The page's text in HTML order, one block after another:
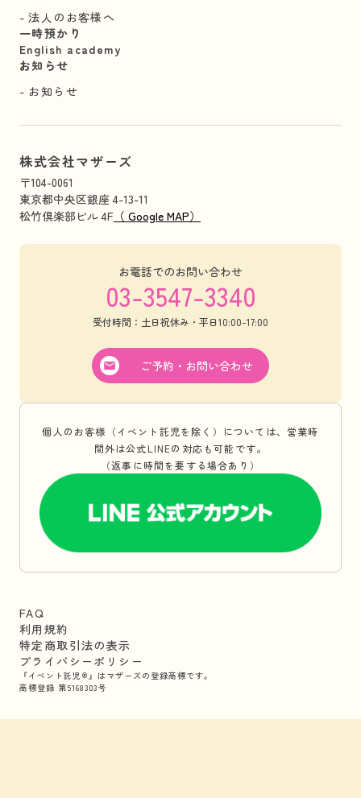
法人のお客様へ
一時預かり
English academy
お知らせ
お知らせ
株式会社マザーズ
〒104-0061
東京都中央区銀座 4-13-11
松竹倶楽部ビル 4F （ Google MAP）
お電話でのお問い合わせ
03-3547-3340
受付時間：土日祝休み・平日10:00-17:00
ご予約・お問い合わせ
個人のお客様（イベント託児を除く）については、営業時
間外は公式LINEの対応も可能です。
（返事に時間を要する場合あり）
FAQ
利用規約
特定商取引法の表示
プライバシーポリシー
『イベント託児®』はマザーズの登録商標です。
商標登録 第5168303号